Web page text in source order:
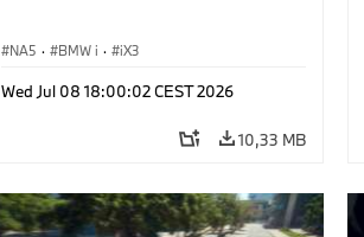
NA5 · BMW i · iX3
Wed Jul 08 18:00:02 CEST 2026
10,33 MB